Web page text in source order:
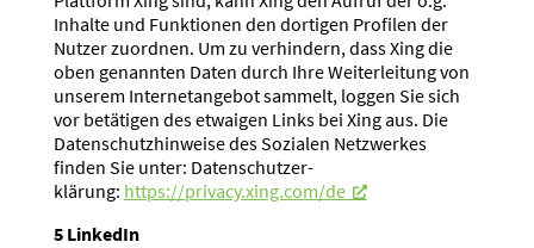
Inhalte und Funktionen den dortigen Profilen der
Nutzer zuordnen. Um zu verhindern, dass Xing die
oben genannten Daten durch Ihre Weiter­leitung von
unserem Inter­net­an­gebot sammelt, loggen Sie sich
vor betätigen des etwaigen Links bei Xing aus. Die
Daten­schutz­hin­weise des Sozialen Netzwerkes
finden Sie unter: Daten­schutz­er­
klärung: https://privacy.xing.com/de
5 LinkedIn